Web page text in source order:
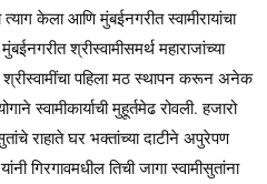
केला आणि मुंबईनगरीत स्वामीरायांचा
श्रीस्वामीसमर्थ महाराजांच्या
पहिला मठ स्थापन करून अनेक
स्वामीकार्याची मुहूर्तमेढ रोवली. हजारो
राहाते घर भक्तांच्या दाटीने अपुरेपण
गिरगावमधील तिची जागा स्वामीसुतांना